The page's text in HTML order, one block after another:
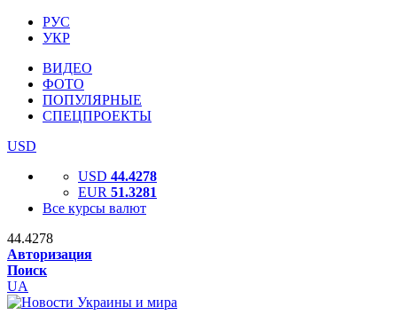
РУС
УКР
ВИДЕО
ФОТО
ПОПУЛЯРНЫЕ
СПЕЦПРОЕКТЫ
USD
USD 44.4278
EUR 51.3281
Все курсы валют
44.4278
Авторизация
Поиск
UA